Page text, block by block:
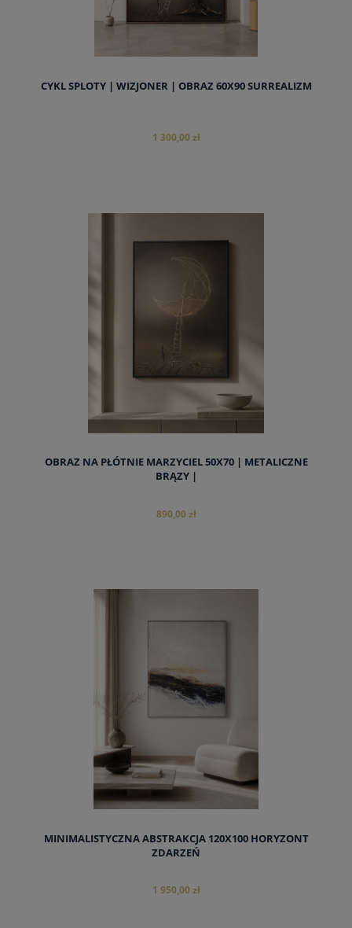
CYKL SPLOTY | WIZJONER | OBRAZ 60X90 SURREALIZM
1 300,00 zł
OBRAZ NA PŁÓTNIE MARZYCIEL 50X70 | METALICZNE
BRĄZY |
890,00 zł
MINIMALISTYCZNA ABSTRAKCJA 120X100 HORYZONT
ZDARZEŃ
1 950,00 zł